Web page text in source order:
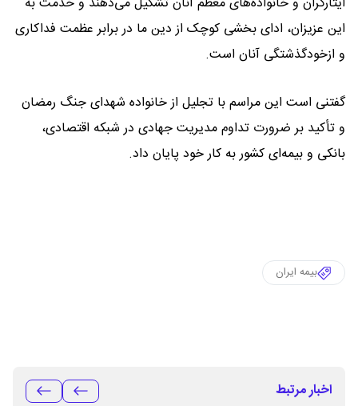
این عزیزان، ادای بخشی کوچک از دین ما در برابر عظمت فداکاری
و ازخودگذشتگی آنان است.
گفتنی است این مراسم با تجلیل از خانواده شهدای جنگ رمضان
و تأکید بر ضرورت تداوم مدیریت جهادی در شبکه اقتصادی،
بانکی و بیمه‌ای کشور به کار خود پایان داد.
بیمه ایران
اخبار مرتبط